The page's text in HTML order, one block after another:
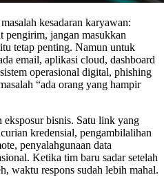
kesadaran karyawan:
pengirim, jangan masukkan
tetap penting. Namun untuk
email, aplikasi cloud, dashboard
operasional digital, phishing
“ada orang yang hampir
eksposur bisnis. Satu link yang
kredensial, pengambilalihan
penyalahgunaan data
Ketika tim baru sadar setelah
waktu respons sudah lebih mahal.